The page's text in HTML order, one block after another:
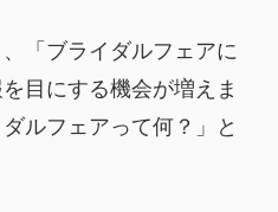
「ブライダルフェアに
目にする機会が増えま
ルフェアって何？」と